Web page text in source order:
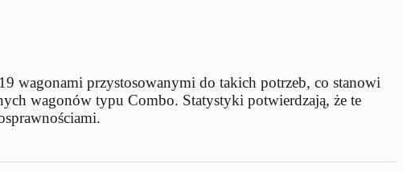
wagonami przystosowanymi do takich potrzeb, co stanowi
wagonów typu Combo. Statystyki potwierdzają, że te